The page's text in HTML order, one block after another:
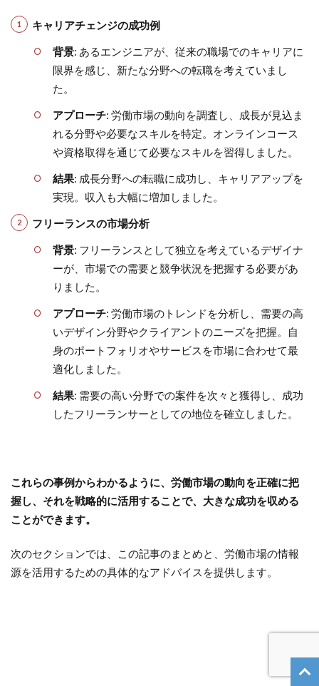
キャリアチェンジの成功例
背景: あるエンジニアが、従来の職場でのキャリアに
限界を感じ、新たな分野への転職を考えていまし
た。
アプローチ: 労働市場の動向を調査し、成長が見込ま
れる分野や必要なスキルを特定。オンラインコース
や資格取得を通じて必要なスキルを習得しました。
結果: 成長分野への転職に成功し、キャリアアップを
実現。収入も大幅に増加しました。
フリーランスの市場分析
背景: フリーランスとして独立を考えているデザイナ
ーが、市場での需要と競争状況を把握する必要があ
りました。
アプローチ: 労働市場のトレンドを分析し、需要の高
いデザイン分野やクライアントのニーズを把握。自
身のポートフォリオやサービスを市場に合わせて最
適化しました。
結果: 需要の高い分野での案件を次々と獲得し、成功
したフリーランサーとしての地位を確立しました。
これらの事例からわかるように、労働市場の動向を正確に把
握し、それを戦略的に活用することで、大きな成功を収める
ことができます。
次のセクションでは、この記事のまとめと、労働市場の情報
源を活用するための具体的なアドバイスを提供します。